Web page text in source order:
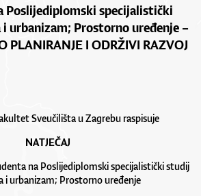
Poslijediplomski specijalistički
Prostorno uređenje –
PLANIRANJE I ODRŽIVI RAZVOJ
Sveučilišta u Zagrebu raspisuje
NATJEČAJ
na Poslijediplomski specijalistički studij
i urbanizam; Prostorno uređenje